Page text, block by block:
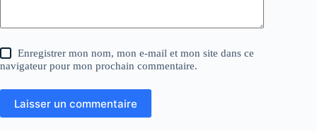
Enregistrer mon nom, mon e-mail et mon site dans ce
navigateur pour mon prochain commentaire.
Laisser un commentaire